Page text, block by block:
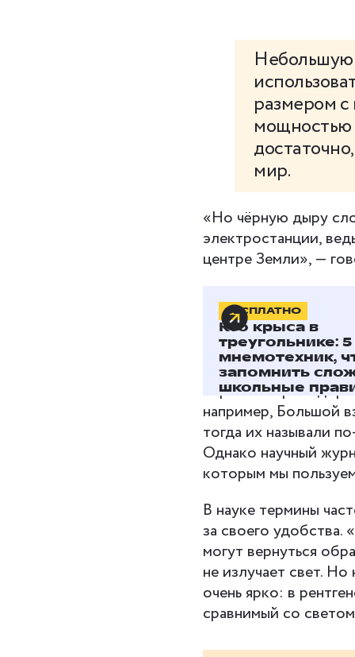
Небольшую
размером с
мощностью
мир.
«Но чёрную дыру
электростанции,
центре Земли», —
БЕСПЛАТНО
Кто крыса в
треугольнике: 5
мнемотехник,
запомнить
школьные
Почему
Термин «чёрная
например, Большой
тогда их называли
Однако научный
которым мы
В науке термины
за своего
могут вернуться
не излучает свет.
очень ярко: в
сравнимый со